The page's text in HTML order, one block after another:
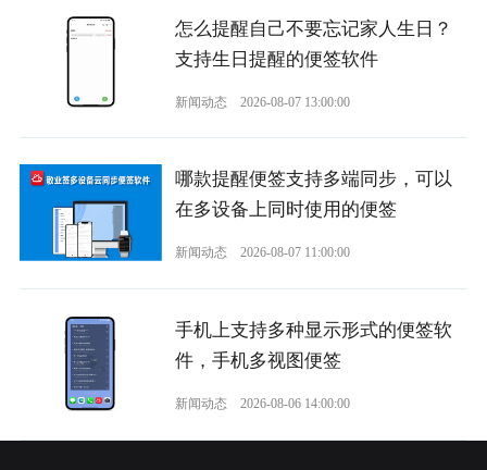
怎么提醒自己不要忘记家人生日？
支持生日提醒的便签软件
新闻动态 2026-08-07 13:00:00
哪款提醒便签支持多端同步，可以
在多设备上同时使用的便签
新闻动态 2026-08-07 11:00:00
手机上支持多种显示形式的便签软
件，手机多视图便签
新闻动态 2026-08-06 14:00:00